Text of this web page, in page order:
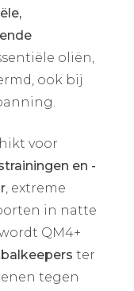
oliën,
ook bij
voor
en -
, extreme
in natte
QM4+
ter
tegen